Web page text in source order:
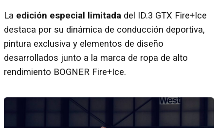
La edición especial limitada del ID.3 GTX Fire+Ice
destaca por su dinámica de conducción deportiva,
pintura exclusiva y elementos de diseño
desarrollados junto a la marca de ropa de alto
rendimiento BOGNER Fire+Ice.